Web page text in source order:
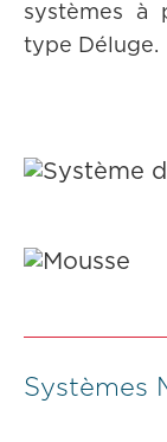
systèmes à
type Déluge.
Systèmes